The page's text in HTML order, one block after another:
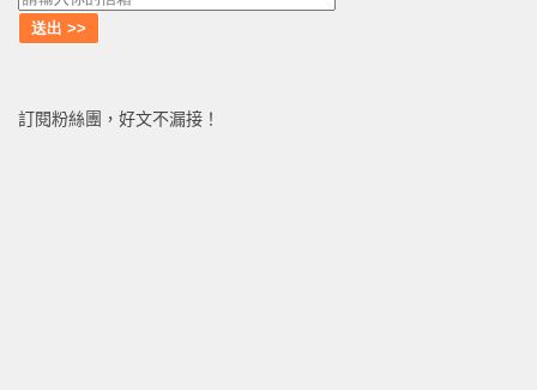
訂閱粉絲團，好文不漏接！